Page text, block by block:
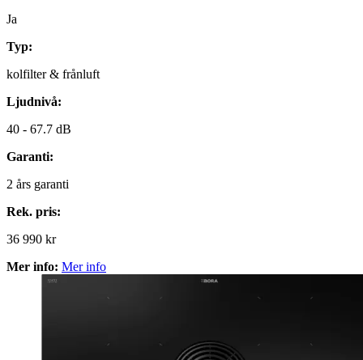
Ja
Typ:
kolfilter & frånluft
Ljudnivå:
40 - 67.7 dB
Garanti:
2 års garanti
Rek. pris:
36 990 kr
Mer info: Mer info